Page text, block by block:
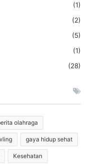
(1)
(2)
(5)
(1)
(28)
olahraga
gaya hidup sehat
Kesehatan